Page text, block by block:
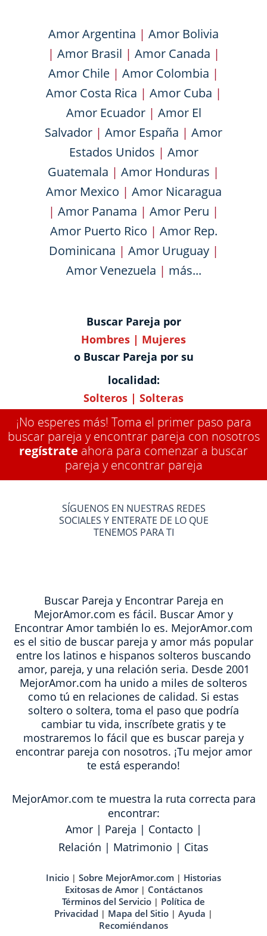
Amor Argentina | Amor Bolivia
| Amor Brasil | Amor Canada |
Amor Chile | Amor Colombia |
Amor Costa Rica | Amor Cuba |
Amor Ecuador| Amor El
Salvador | Amor España | Amor
Estados Unidos | Amor
Guatemala | Amor Honduras |
Amor Mexico | Amor Nicaragua
| Amor Panama | Amor Peru |
Amor Puerto Rico | Amor Rep.
Dominicana | Amor Uruguay|
Amor Venezuela | más...
Buscar Pareja por
Hombres | Mujeres
o Buscar Pareja por su
localidad:
Solteros | Solteras
¡No esperes más! Toma el primer paso para
buscar pareja y encontrar pareja con nosotros
regístrate ahora para comenzar a buscar
pareja y encontrar pareja
SÍGUENOS EN NUESTRAS REDES
SOCIALES Y ENTERATE DE LO QUE
TENEMOS PARA TI
Buscar Pareja y Encontrar Pareja en
MejorAmor.com es fácil. Buscar Amor y
Encontrar Amor también lo es. MejorAmor.com
es el sitio de buscar pareja y amor más popular
entre los latinos e hispanos solteros buscando
amor, pareja, y una relación seria. Desde 2001
MejorAmor.com ha unido a miles de solteros
como tú en relaciones de calidad. Si estas
soltero o soltera, toma el paso que podría
cambiar tu vida, inscríbete gratis y te
mostraremos lo fácil que es buscar pareja y
encontrar pareja con nosotros. ¡Tu mejor amor
te está esperando!
MejorAmor.com te muestra la ruta correcta para
encontrar:
Amor| Pareja | Contacto |
Relación | Matrimonio | Citas
Inicio | Sobre MejorAmor.com | Historias
Exitosas de Amor| Contáctanos
Términos del Servicio | Política de
Privacidad | Mapa del Sitio | Ayuda |
Recomiéndanos